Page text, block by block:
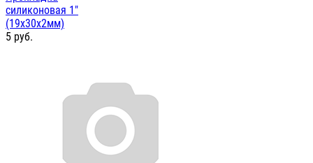
силиконовая 1"
(19х30х2мм)
5 руб.